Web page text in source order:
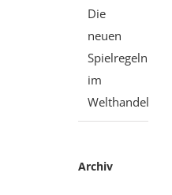
Die
neuen
Spielregeln
im
Welthandel
Archiv